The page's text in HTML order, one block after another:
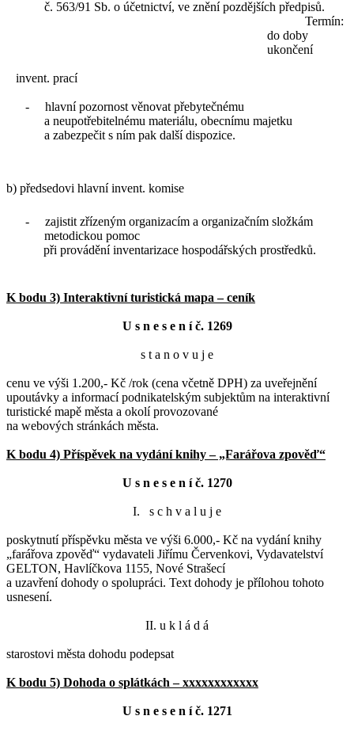
č. 563/91 Sb. o účetnictví, ve znění pozdějších předpisů.
Termín:
do doby
ukončení
invent. prací
-
hlavní pozornost věnovat přebytečnému
a neupotřebitelnému materiálu, obecnímu majetku
a zabezpečit s ním pak další dispozice.
b) předsedovi hlavní invent. komise
-
zajistit zřízeným organizacím a organizačním složkám
metodickou pomoc
při provádění inventarizace hospodářských prostředků.
K bodu 3) Interaktivní turistická mapa – ceník
U s n e s e n í č. 1269
s t a n o v u j e
cenu ve výši 1.200,- Kč /rok (cena včetně DPH) za uveřejnění
upoutávky a informací podnikatelským subjektům na interaktivní
turistické mapě města a okolí provozované
na webových stránkách města.
K bodu 4) Příspěvek na vydání knihy – „Farářova zpověď“
U s n e s e n í č. 1270
I. s c h v a l u j e
poskytnutí příspěvku města ve výši 6.000,- Kč na vydání knihy
„farářova zpověď“ vydavateli Jiřímu Červenkovi, Vydavatelství
GELTON, Havlíčkova 1155, Nové Strašecí
a uzavření dohody o spolupráci. Text dohody je přílohou tohoto
usnesení.
II. u k l á d á
starostovi města dohodu podepsat
K bodu 5) Dohoda o splátkách – xxxxxxxxxxxx
U s n e s e n í č. 1271